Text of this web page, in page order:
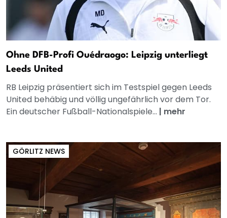
Ohne DFB-Profi Ouédraogo: Leipzig unterliegt
Leeds United
RB Leipzig präsentiert sich im Testspiel gegen Leeds
United behäbig und völlig ungefährlich vor dem Tor.
Ein deutscher Fußball-Nationalspiele... | mehr
GÖRLITZ NEWS